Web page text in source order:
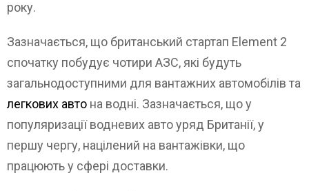
року.
Зазначається, що британський стартап Element 2
спочатку побудує чотири АЗС, які будуть
загальнодоступними для вантажних автомобілів та
легкових авто на водні. Зазначається, що у
популяризації водневих авто уряд Британії, у
першу чергу, націлений на вантажівки, що
працюють у сфері доставки.